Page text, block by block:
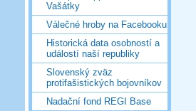
Vašátky
Válečné hroby na Facebooku
Historická data osobností a
událostí naší republiky
Slovenský zväz
protifašistických bojovníkov
Nadační fond REGI Base